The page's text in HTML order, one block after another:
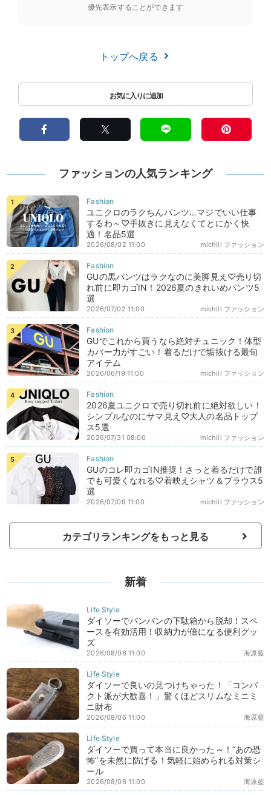
優先表示することができます
トップへ戻る
ファッションの人気ランキング
ユニクロのラクちんパンツ…マジでいい仕事
するわ～♡手抜きに見えなくてとにかく快
適！名品5選
michill ファッション
2026/08/02 11:00
GUの黒パンツはラクなのに美脚見え♡売り切
れ前に即カゴIN！2026夏のきれいめパンツ5
選
michill ファッション
2026/07/02 11:00
GUでこれから買うなら絶対チュニック！体型
カバー力がすごい！着るだけで垢抜ける最旬
アイテム
michill ファッション
2026/06/19 11:00
2026夏ユニクロで売り切れ前に絶対欲しい！
シンプルなのにサマ見え♡大人の名品トップ
ス5選
michill ファッション
2026/07/31 08:00
GUのコレ即カゴIN推奨！さっと着るだけで誰
でも可愛くなれる♡着映えシャツ＆ブラウス5
選
michill ファッション
2026/07/09 11:00
カテゴリランキングをもっと見る
新着
ダイソーでパンパンの下駄箱から脱却！スペ
ースを有効活用！収納力が倍になる便利グッ
ズ
海原藍
2026/08/06 11:00
ダイソーで良いの見つけちゃった！「コンパ
クト派が大歓喜！」驚くほどスリムなミニミ
ニ財布
海原藍
2026/08/06 11:00
ダイソーで買って本当に良かった～！“あの恐
怖”を未然に防げる！気軽に始められる対策シ
ール
海原藍
2026/08/06 11:00